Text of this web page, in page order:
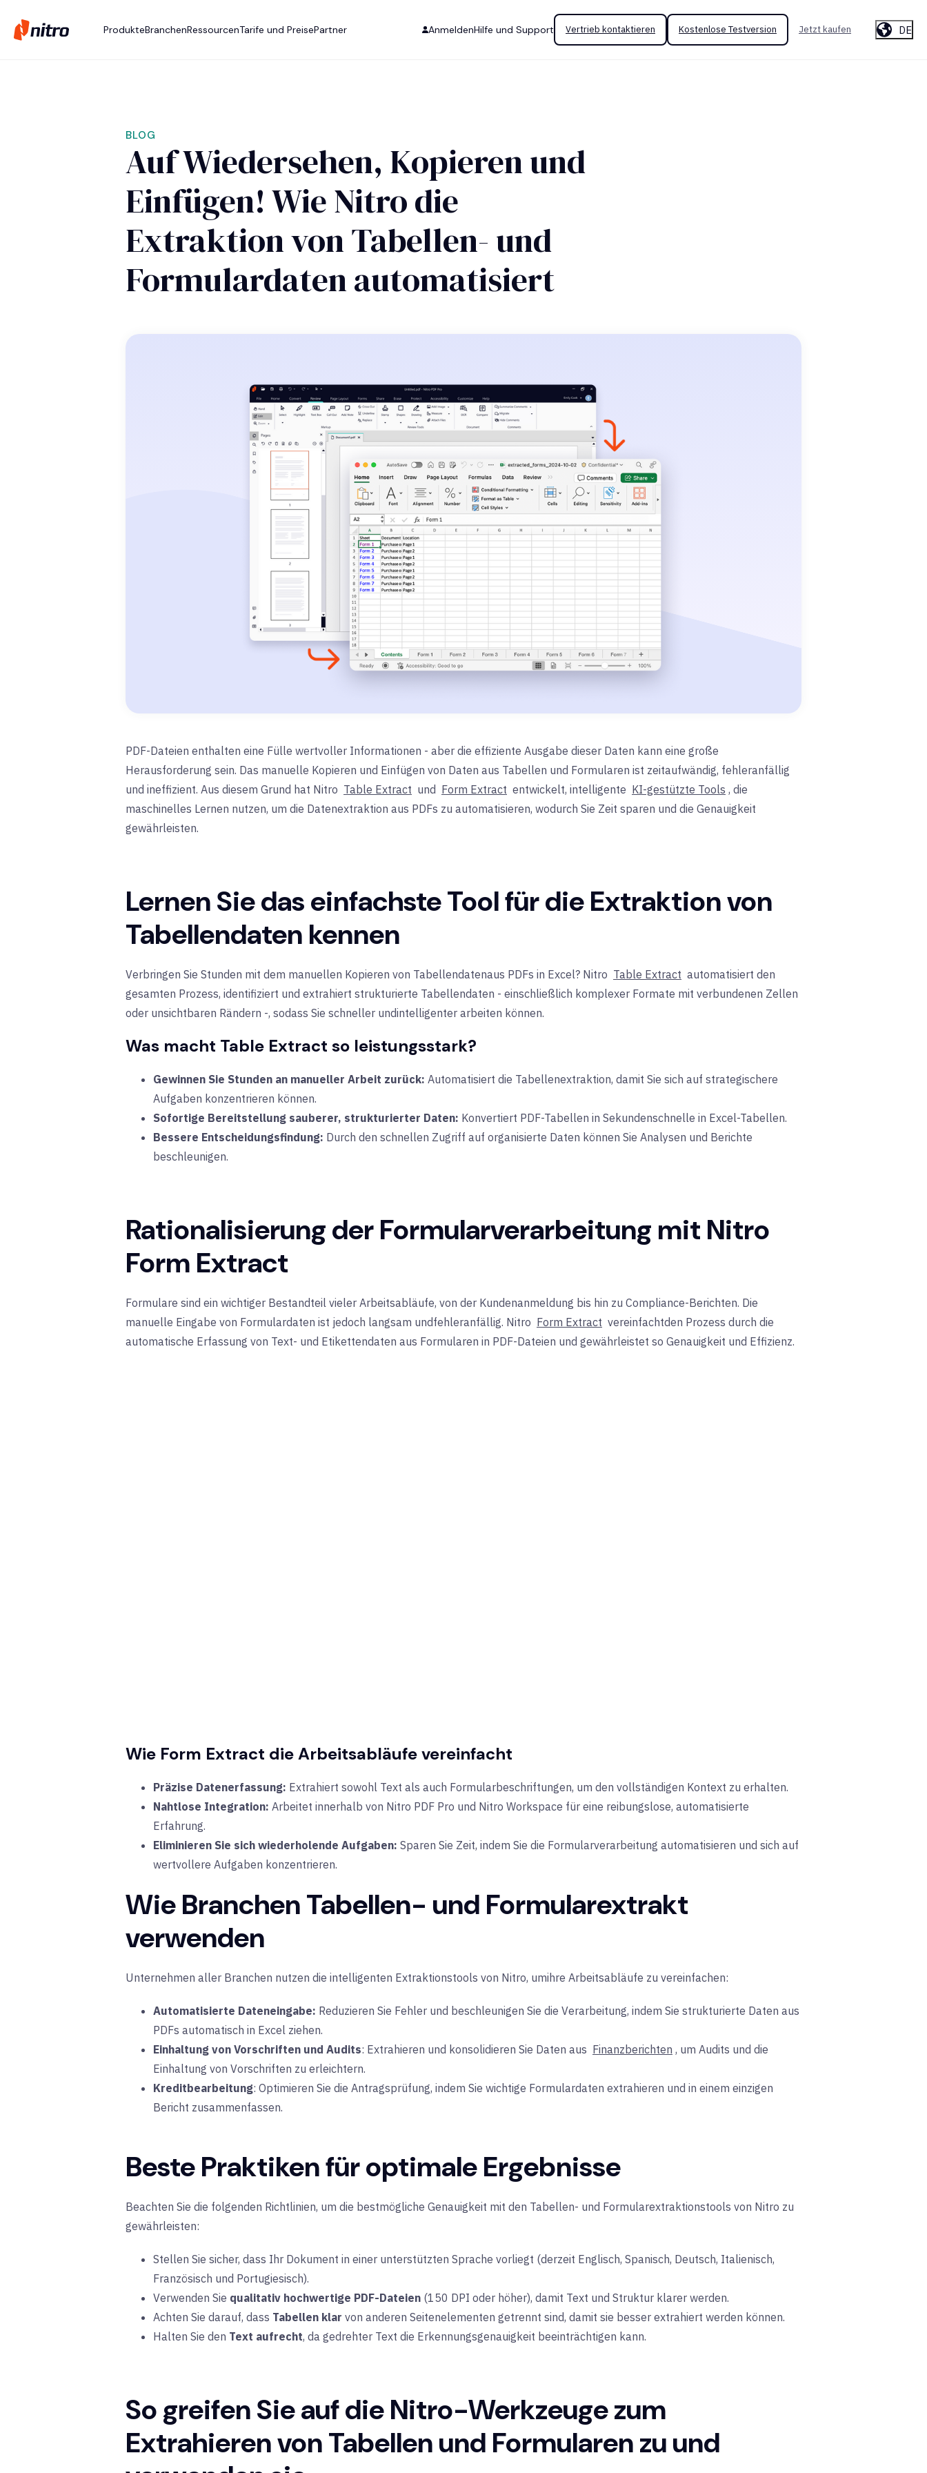
ProdukteBranchenRessourcenTarife und PreisePartner AnmeldenHilfe und Support Vertrieb kontaktieren Kostenlose Testversion Jetzt kaufen DE
BLOG
Auf Wiedersehen, Kopieren und
Einfügen! Wie Nitro die
Extraktion von Tabellen- und
Formulardaten automatisiert
PDF-Dateien enthalten eine Fülle wertvoller Informationen - aber die effiziente Ausgabe dieser Daten kann eine große
Herausforderung sein. Das manuelle Kopieren und Einfügen von Daten aus Tabellen und Formularen ist zeitaufwändig, fehleranfällig
und ineffizient. Aus diesem Grund hat Nitro Table Extract und Form Extract entwickelt, intelligente KI-gestützte Tools , die
maschinelles Lernen nutzen, um die Datenextraktion aus PDFs zu automatisieren, wodurch Sie Zeit sparen und die Genauigkeit
gewährleisten.
Lernen Sie das einfachste Tool für die Extraktion von
Tabellendaten kennen
Verbringen Sie Stunden mit dem manuellen Kopieren von Tabellendatenaus PDFs in Excel? Nitro Table Extract automatisiert den
gesamten Prozess, identifiziert und extrahiert strukturierte Tabellendaten - einschließlich komplexer Formate mit verbundenen Zellen
oder unsichtbaren Rändern -, sodass Sie schneller undintelligenter arbeiten können.
Was macht Table Extract so leistungsstark?
Gewinnen Sie Stunden an manueller Arbeit zurück: Automatisiert die Tabellenextraktion, damit Sie sich auf strategischere
Aufgaben konzentrieren können.
Sofortige Bereitstellung sauberer, strukturierter Daten: Konvertiert PDF-Tabellen in Sekundenschnelle in Excel-Tabellen.
Bessere Entscheidungsfindung: Durch den schnellen Zugriff auf organisierte Daten können Sie Analysen und Berichte
beschleunigen.
Rationalisierung der Formularverarbeitung mit Nitro
Form Extract
Formulare sind ein wichtiger Bestandteil vieler Arbeitsabläufe, von der Kundenanmeldung bis hin zu Compliance-Berichten. Die
manuelle Eingabe von Formulardaten ist jedoch langsam undfehleranfällig. Nitro Form Extract vereinfachtden Prozess durch die
automatische Erfassung von Text- und Etikettendaten aus Formularen in PDF-Dateien und gewährleistet so Genauigkeit und Effizienz.
Wie Form Extract die Arbeitsabläufe vereinfacht
Präzise Datenerfassung: Extrahiert sowohl Text als auch Formularbeschriftungen, um den vollständigen Kontext zu erhalten.
Nahtlose Integration: Arbeitet innerhalb von Nitro PDF Pro und Nitro Workspace für eine reibungslose, automatisierte
Erfahrung.
Eliminieren Sie sich wiederholende Aufgaben: Sparen Sie Zeit, indem Sie die Formularverarbeitung automatisieren und sich auf
wertvollere Aufgaben konzentrieren.
Wie Branchen Tabellen- und Formularextrakt
verwenden
Unternehmen aller Branchen nutzen die intelligenten Extraktionstools von Nitro, umihre Arbeitsabläufe zu vereinfachen:
Automatisierte Dateneingabe: Reduzieren Sie Fehler und beschleunigen Sie die Verarbeitung, indem Sie strukturierte Daten aus
PDFs automatisch in Excel ziehen.
Einhaltung von Vorschriften und Audits: Extrahieren und konsolidieren Sie Daten aus Finanzberichten , um Audits und die
Einhaltung von Vorschriften zu erleichtern.
Kreditbearbeitung: Optimieren Sie die Antragsprüfung, indem Sie wichtige Formulardaten extrahieren und in einem einzigen
Bericht zusammenfassen.
Beste Praktiken für optimale Ergebnisse
Beachten Sie die folgenden Richtlinien, um die bestmögliche Genauigkeit mit den Tabellen- und Formularextraktionstools von Nitro zu
gewährleisten:
Stellen Sie sicher, dass Ihr Dokument in einer unterstützten Sprache vorliegt (derzeit Englisch, Spanisch, Deutsch, Italienisch,
Französisch und Portugiesisch).
Verwenden Sie qualitativ hochwertige PDF-Dateien (150 DPI oder höher), damit Text und Struktur klarer werden.
Achten Sie darauf, dass Tabellen klar von anderen Seitenelementen getrennt sind, damit sie besser extrahiert werden können.
Halten Sie den Text aufrecht, da gedrehter Text die Erkennungsgenauigkeit beeinträchtigen kann.
So greifen Sie auf die Nitro-Werkzeuge zum
Extrahieren von Tabellen und Formularen zu und